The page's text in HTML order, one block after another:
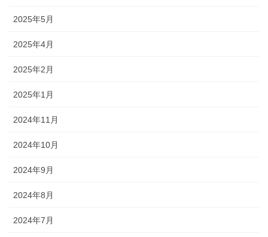
2025年5月
2025年4月
2025年2月
2025年1月
2024年11月
2024年10月
2024年9月
2024年8月
2024年7月